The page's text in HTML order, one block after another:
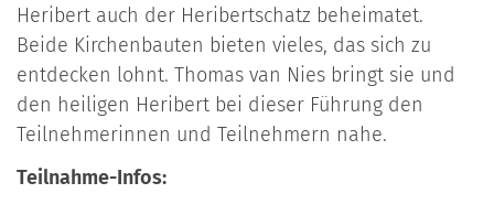
Heribert auch der Heribertschatz beheimatet.
Beide Kirchenbauten bieten vieles, das sich zu
entdecken lohnt. Thomas van Nies bringt sie und
den heiligen Heribert bei dieser Führung den
Teilnehmerinnen und Teilnehmern nahe.
Teilnahme-Infos: